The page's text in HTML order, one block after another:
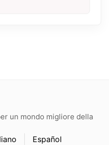
un mondo migliore della
Español